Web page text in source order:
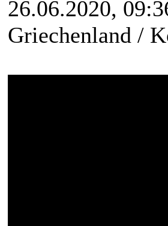
26.06.2020,
Griechenland /